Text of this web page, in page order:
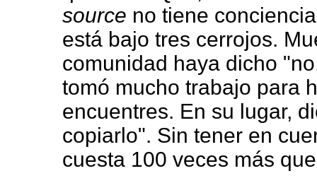
source no tiene
está bajo tres cerrojos.
comunidad haya dicho
tomó mucho trabajo para
encuentres. En su lugar,
copiarlo". Sin tener en
cuesta 100 veces más